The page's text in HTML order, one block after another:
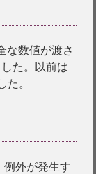
な数値が渡さ
た。以前は
。
例外が発生す